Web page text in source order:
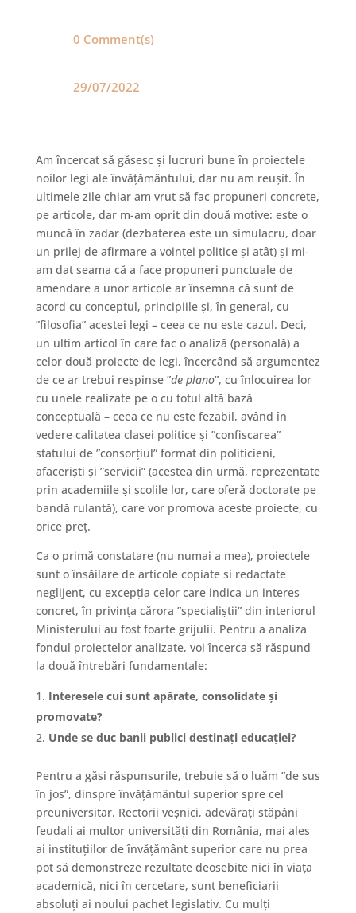
0 Comment(s)
29/07/2022
Am încercat să găsesc și lucruri bune în proiectele
noilor legi ale învățământului, dar nu am reușit. În
ultimele zile chiar am vrut să fac propuneri concrete,
pe articole, dar m-am oprit din două motive: este o
muncă în zadar (dezbaterea este un simulacru, doar
un prilej de afirmare a voinței politice și atât) și mi-
am dat seama că a face propuneri punctuale de
amendare a unor articole ar însemna că sunt de
acord cu conceptul, principiile și, în general, cu
”filosofia” acestei legi – ceea ce nu este cazul. Deci,
un ultim articol în care fac o analiză (personală) a
celor două proiecte de legi, încercând să argumentez
de ce ar trebui respinse ”de plano”, cu înlocuirea lor
cu unele realizate pe o cu totul altă bază
conceptuală – ceea ce nu este fezabil, având în
vedere calitatea clasei politice și ”confiscarea”
statului de ”consorțiul” format din politicieni,
afaceriști și ”servicii” (acestea din urmă, reprezentate
prin academiile și școlile lor, care oferă doctorate pe
bandă rulantă), care vor promova aceste proiecte, cu
orice preț.
Ca o primă constatare (nu numai a mea), proiectele
sunt o însăilare de articole copiate si redactate
neglijent, cu excepția celor care indica un interes
concret, în privința cărora ”specialiștii” din interiorul
Ministerului au fost foarte grijulii. Pentru a analiza
fondul proiectelor analizate, voi încerca să răspund
la două întrebări fundamentale:
Interesele cui sunt apărate, consolidate și
promovate?
Unde se duc banii publici destinați educației?
Pentru a găsi răspunsurile, trebuie să o luăm ”de sus
în jos”, dinspre învățământul superior spre cel
preuniversitar. Rectorii veșnici, adevărați stăpâni
feudali ai multor universități din România, mai ales
ai instituțiilor de învățământ superior care nu prea
pot să demonstreze rezultate deosebite nici în viața
academică, nici în cercetare, sunt beneficiarii
absoluți ai noului pachet legislativ. Cu mulți